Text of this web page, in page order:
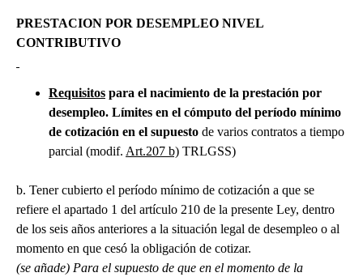
PRESTACION POR DESEMPLEO NIVEL
CONTRIBUTIVO
Requisitos para el nacimiento de la prestación por
desempleo. Límites en el cómputo del período mínimo
de cotización en el supuesto de varios contratos a tiempo
parcial (modif. Art.207 b) TRLGSS)
b. Tener cubierto el período mínimo de cotización a que se
refiere el apartado 1 del artículo 210 de la presente Ley, dentro
de los seis años anteriores a la situación legal de desempleo o al
momento en que cesó la obligación de cotizar.
(se añade) Para el supuesto de que en el momento de la